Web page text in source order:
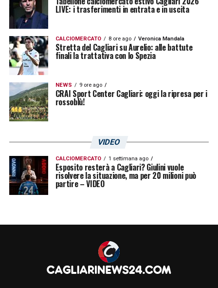
LIVE: i trasferimenti in entrata e in uscita
CALCIOMERCATO 8 ore ago Veronica Mandala
Stretta del Cagliari su Aurelio: alle battute
finali la trattativa con lo Spezia
NEWS 9 ore ago
CRAI Sport Center Cagliari: oggi la ripresa per i
rossoblù!
VIDEO
CALCIOMERCATO 1 settimana ago
Esposito resterà a Cagliari? Giulini vuole
risolvere la situazione, ma per 20 milioni può
partire – VIDEO